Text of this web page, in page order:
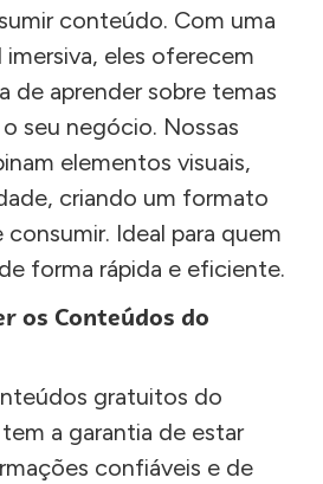
conteúdo. Com uma
imersiva, eles oferecem
de aprender sobre temas
seu negócio. Nossas
elementos visuais,
criando um formato
Ideal para quem
forma rápida e eficiente.
os Conteúdos do
gratuitos do
a garantia de estar
confiáveis e de